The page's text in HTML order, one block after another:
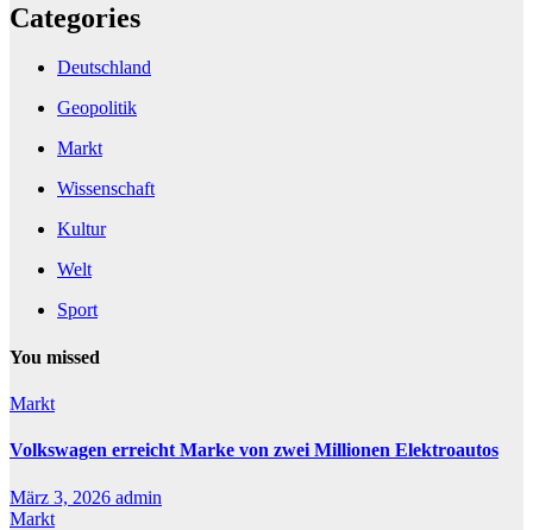
Categories
Deutschland
Geopolitik
Markt
Wissenschaft
Kultur
Welt
Sport
You missed
Markt
Volkswagen erreicht Marke von zwei Millionen Elektroautos
März 3, 2026 admin
Markt